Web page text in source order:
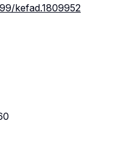
kefad.1809952